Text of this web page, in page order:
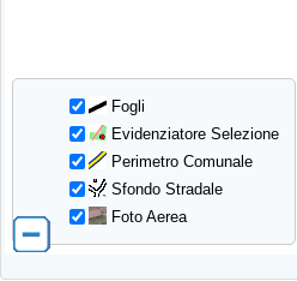
Fogli
Evidenziatore Selezione
Perimetro Comunale
Sfondo Stradale
Foto Aerea